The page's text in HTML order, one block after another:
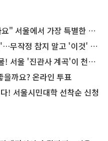
서 가장 특별한 편의점의 정체
정 참지 말고 '이것' 해보세요!
'진관사 계곡'이 천국이네~
을까요? 온라인 투표
! 서울시민대학 선착순 신청